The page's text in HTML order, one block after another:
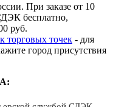
При заказе от 10
бесплатно,
руб.
торговых точек - для
город присутствия